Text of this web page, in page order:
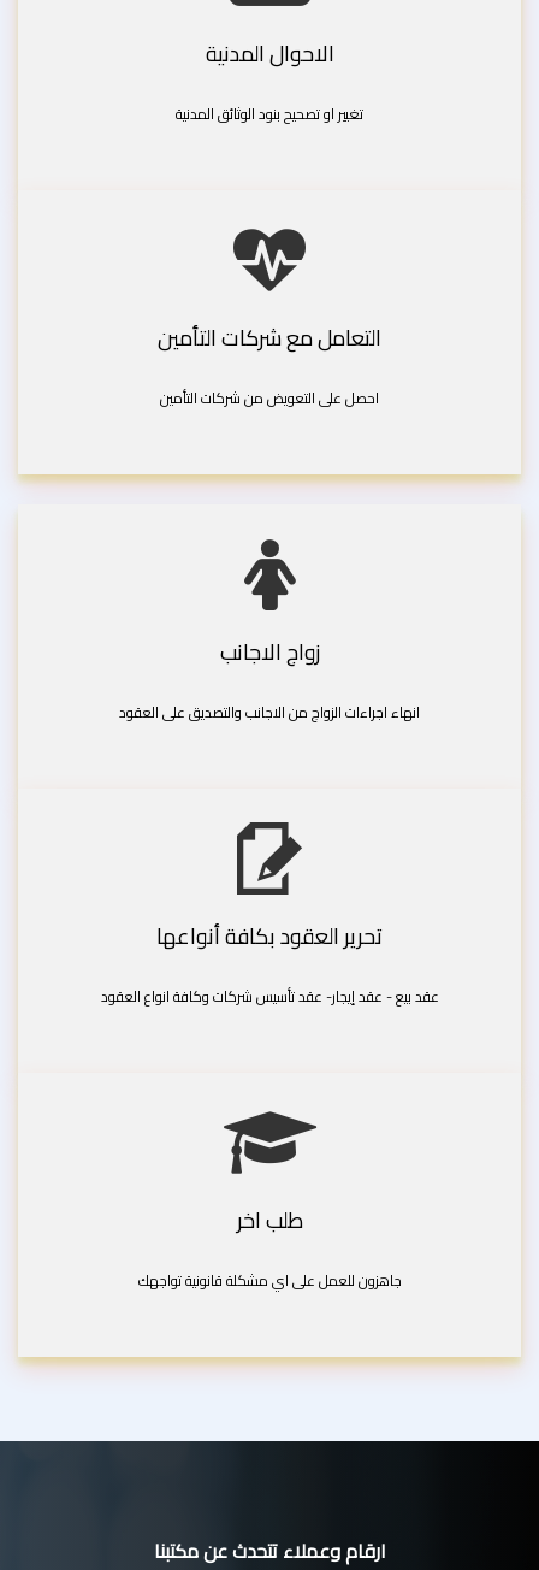
الاحوال المدنية
تغيير او تصحيح بنود الوثائق المدنية
التعامل مع شركات التأمين
احصل على التعويض من شركات التأمين
زواج الاجانب
انهاء اجراءات الزواج من الاجانب والتصديق على العقود
تحرير العقود بكافة أنواعها
عقد بيع - عقد إيجار- عقد تأسيس شركات وكافة انواع العقود
طلب اخر
جاهزون للعمل على اي مشكلة قانونية تواجهك
ارقام وعملاء تتحدث عن مكتبنا